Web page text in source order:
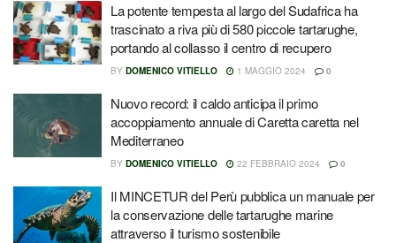
La potente tempesta al largo del Sudafrica ha
trascinato a riva più di 580 piccole tartarughe,
portando al collasso il centro di recupero
BY DOMENICO VITIELLO 1 MAGGIO 2024 0
Nuovo record: il caldo anticipa il primo
accoppiamento annuale di Caretta caretta nel
Mediterraneo
BY DOMENICO VITIELLO 22 FEBBRAIO 2024 0
Il MINCETUR del Perù pubblica un manuale per
la conservazione delle tartarughe marine
attraverso il turismo sostenibile